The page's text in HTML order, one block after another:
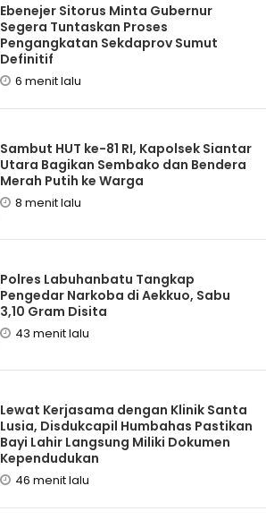
Ebenejer Sitorus Minta Gubernur
Segera Tuntaskan Proses
Pengangkatan Sekdaprov Sumut
Definitif
6 menit lalu
Sambut HUT ke-81 RI, Kapolsek Siantar
Utara Bagikan Sembako dan Bendera
Merah Putih ke Warga
8 menit lalu
Polres Labuhanbatu Tangkap
Pengedar Narkoba di Aekkuo, Sabu
3,10 Gram Disita
43 menit lalu
Lewat Kerjasama dengan Klinik Santa
Lusia, Disdukcapil Humbahas Pastikan
Bayi Lahir Langsung Miliki Dokumen
Kependudukan
46 menit lalu